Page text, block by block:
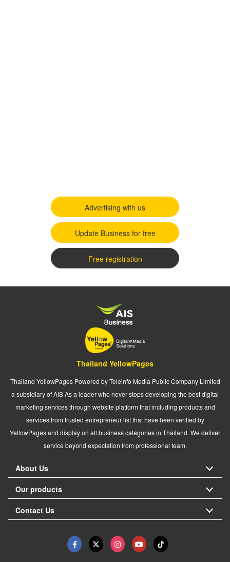
Advertising with us
Update Business for free
Free registration
Thailand YellowPages
Thailand YellowPages Powered by Teleinfo Media Public Company Limited
a subsidiary of AIS As a leader who never stops developing the best digital
marketing services through website platform that including products and
services from trusted entrepreneur list that have been verified by
YellowPages and display on all business categories in Thailand. We deliver
service beyond expectation from professional team.
About Us
Our products
Contact Us